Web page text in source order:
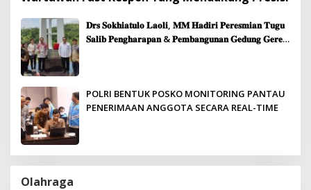
𝐃𝐫𝐬 𝐒𝐨𝐤𝐡𝐢𝐚𝐭𝐮𝐥𝐨 𝐋𝐚𝐨𝐥𝐢, 𝐌𝐌 𝐇𝐚𝐝𝐢𝐫𝐢 𝐏𝐞𝐫𝐞𝐬𝐦𝐢𝐚𝐧 𝐓𝐮𝐠𝐮
𝐒𝐚𝐥𝐢𝐛 𝐏𝐞𝐧𝐠𝐡𝐚𝐫𝐚𝐩𝐚𝐧 & 𝐏𝐞𝐦𝐛𝐚𝐧𝐠𝐮𝐧𝐚𝐧 𝐆𝐞𝐝𝐮𝐧𝐠 𝐆𝐞𝐫𝐞𝐣𝐚
POLRI BENTUK POSKO MONITORING PANTAU
PENERIMAAN ANGGOTA SECARA REAL-TIME
Olahraga